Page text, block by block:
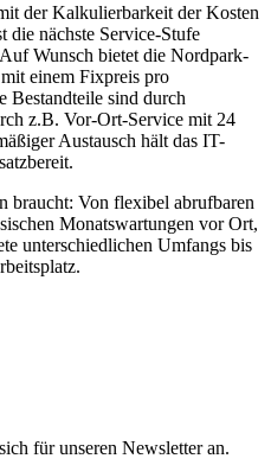
der Kalkulierbarkeit der Kosten
die nächste Service-Stufe
Wunsch bietet die Nordpark-
einem Fixpreis pro
sind durch
z.B. Vor-Ort-Service mit 24
Austausch hält das IT-
braucht: Von flexibel abrufbaren
Monatswartungen vor Ort,
unterschiedlichen Umfangs bis
für unseren Newsletter an.